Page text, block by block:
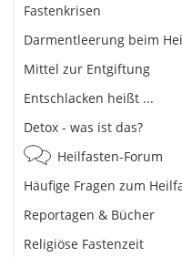
Fastenkrisen
Darmentleerung beim
Mittel zur Entgiftung
Entschlacken heißt ...
Detox - was ist das?
Heilfasten-Forum
Häufige Fragen zum
Reportagen & Bücher
Religiöse Fastenzeit